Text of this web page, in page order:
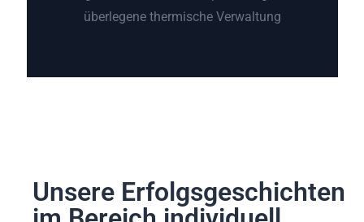
überlegene thermische Verwaltung
Unsere Erfolgsgeschichten